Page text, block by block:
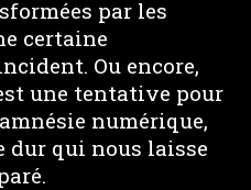
par les
certaine
Ou encore,
une tentative pour
numérique,
dur qui nous laisse